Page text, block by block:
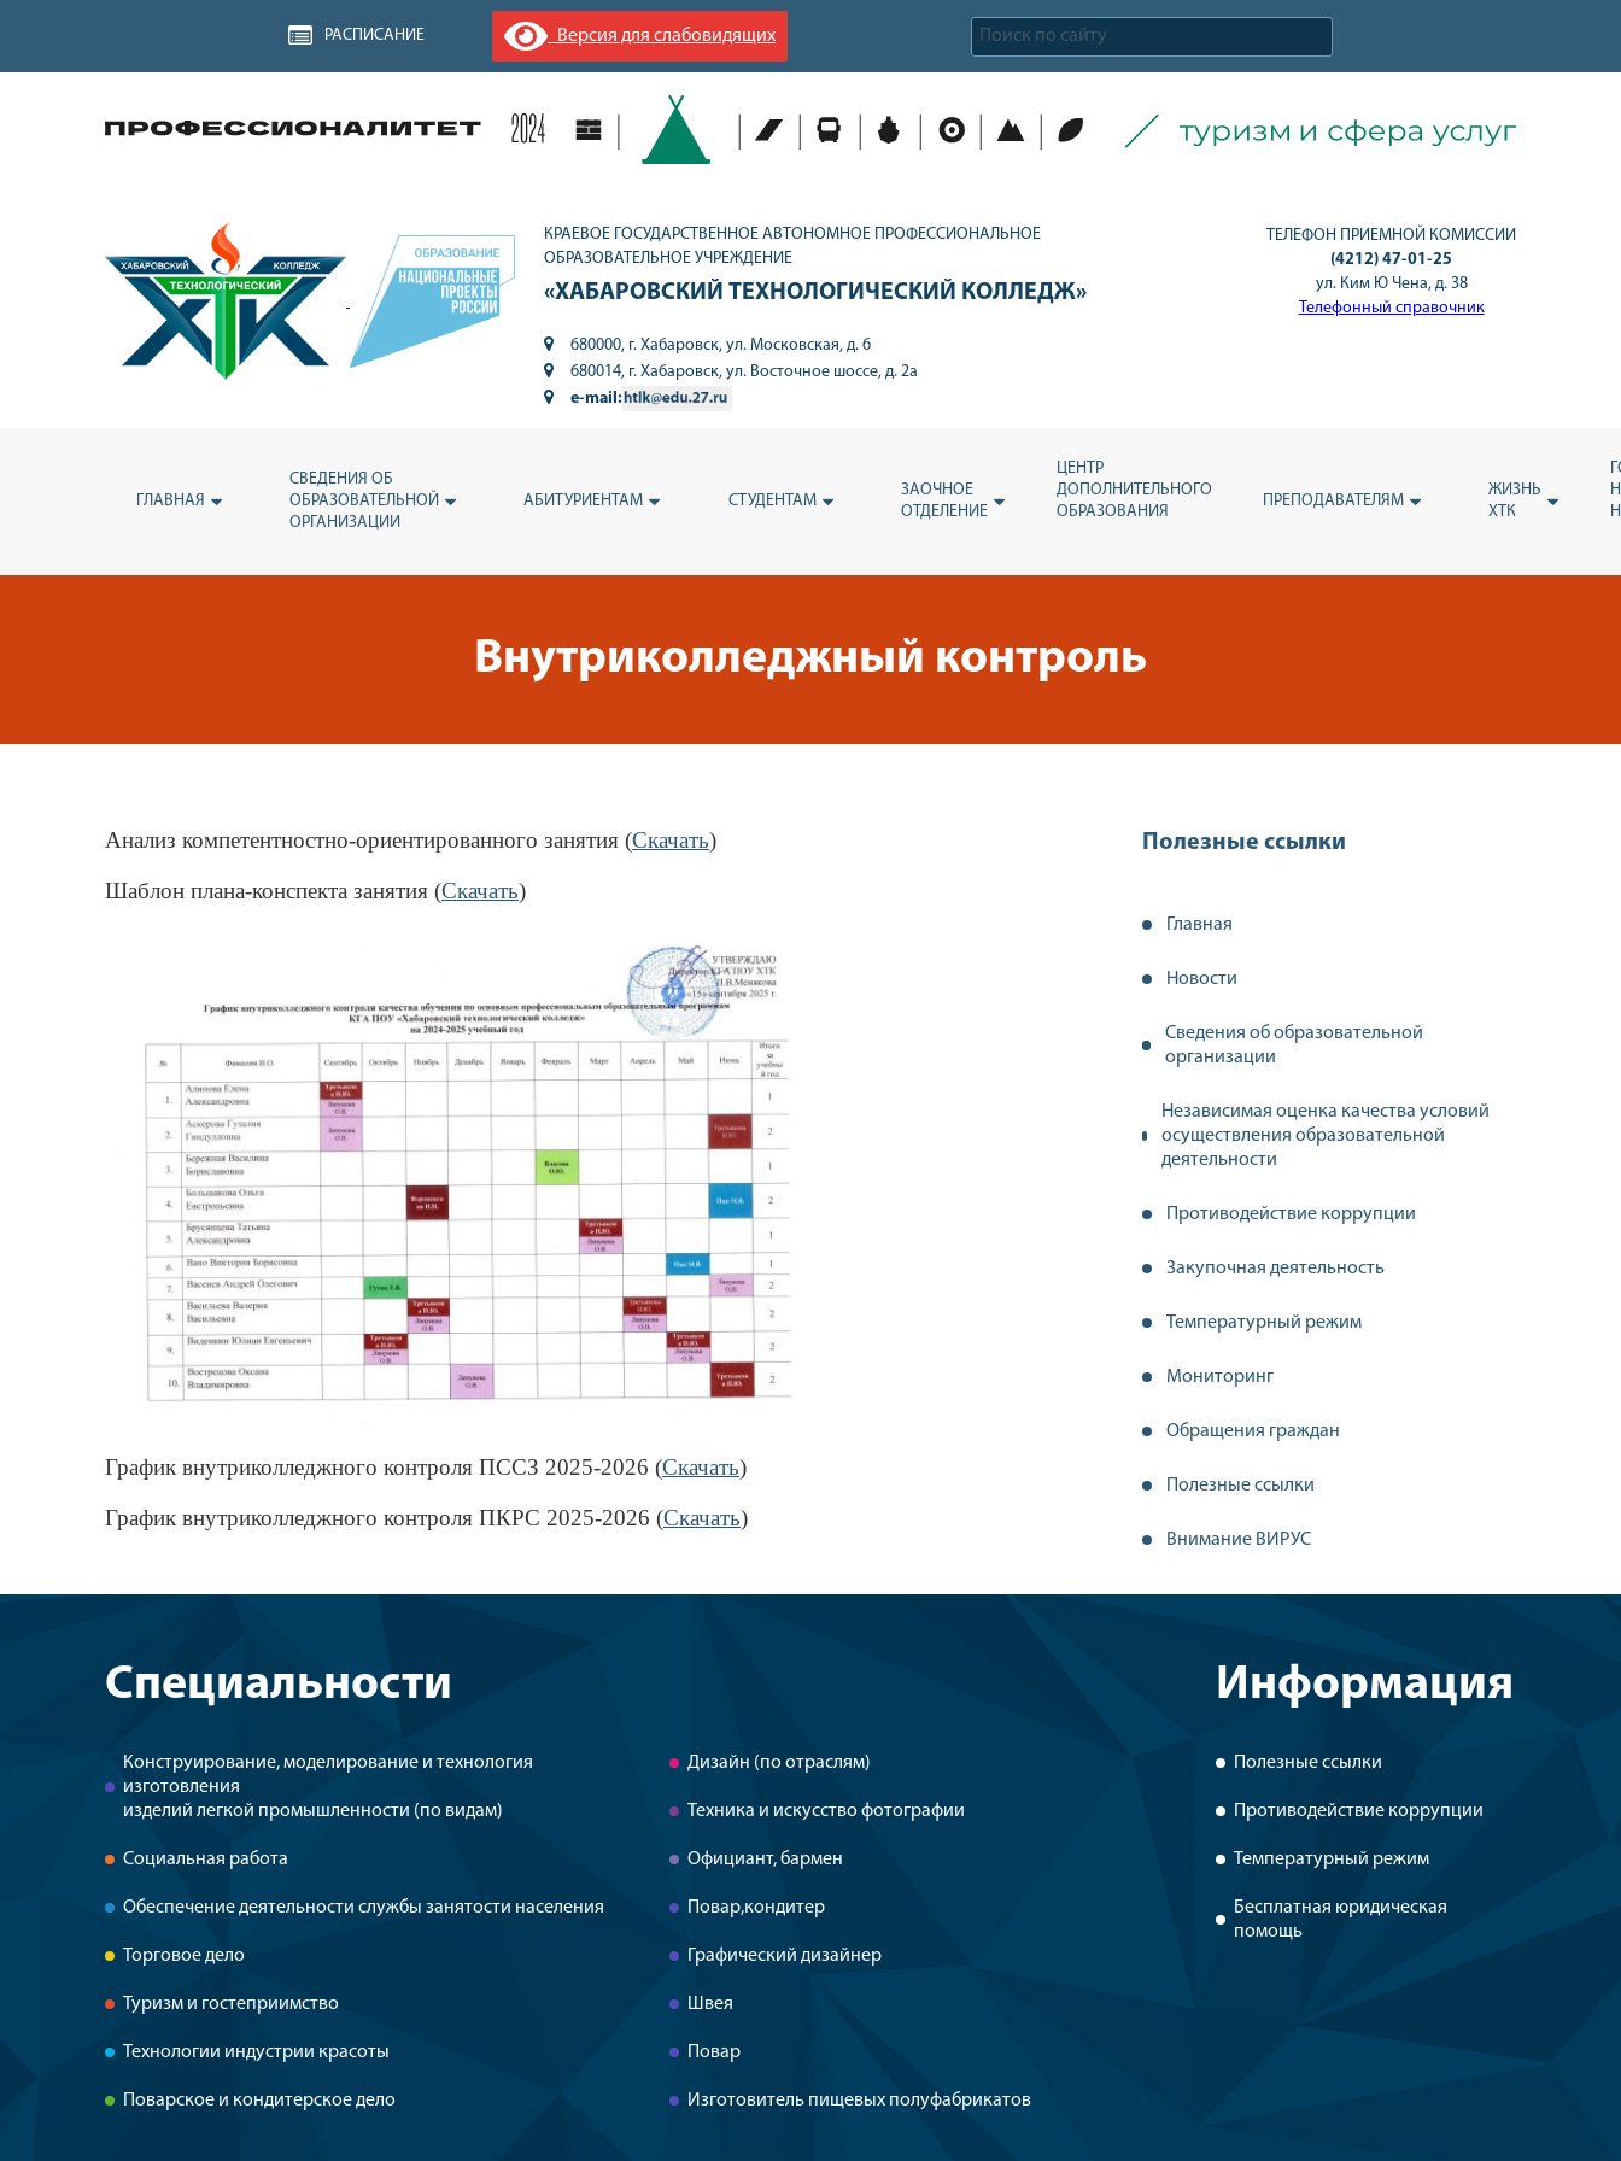
РАСПИСАНИЕ Версия для слабовидящих
КРАЕВОЕ ГОСУДАРСТВЕННОЕ АВТОНОМНОЕ ПРОФЕССИОНАЛЬНОЕ
ОБРАЗОВАТЕЛЬНОЕ УЧРЕЖДЕНИЕ
«ХАБАРОВСКИЙ ТЕХНОЛОГИЧЕСКИЙ КОЛЛЕДЖ»
680000, г. Хабаровск, ул. Московская, д. 6
680014, г. Хабаровск, ул. Восточное шоссе, д. 2а
e-mail:
ТЕЛЕФОН ПРИЕМНОЙ КОМИССИИ
(4212) 47-01-25
ул. Ким Ю Чена, д. 38
Телефонный справочник
ГЛАВНАЯ
СВЕДЕНИЯ ОБ
ОБРАЗОВАТЕЛЬНОЙ
ОРГАНИЗАЦИИ
АБИТУРИЕНТАМ СТУДЕНТАМ
ЗАОЧНОЕ
ОТДЕЛЕНИЕ
ЦЕНТР
ДОПОЛНИТЕЛЬНОГО
ОБРАЗОВАНИЯ
ПРЕПОДАВАТЕЛЯМ
ЖИЗНЬ
ХТК
Внутриколледжный контроль
Анализ компетентностно-ориентированного занятия (Скачать)
Шаблон плана-конспекта занятия (Скачать)
График внутриколледжного контроля ПССЗ 2025-2026 (Скачать)
График внутриколледжного контроля ПКРС 2025-2026 (Скачать)
Полезные ссылки
Главная
Новости
Сведения об образовательной
организации
Независимая оценка качества условий
осуществления образовательной
деятельности
Противодействие коррупции
Закупочная деятельность
Температурный режим
Мониторинг
Обращения граждан
Полезные ссылки
Внимание ВИРУС
Специальности
Конструирование, моделирование и технология
изготовления
изделий легкой промышленности (по видам)
Социальная работа
Обеспечение деятельности службы занятости населения
Торговое дело
Туризм и гостеприимство
Технологии индустрии красоты
Поварское и кондитерское дело
Дизайн (по отраслям)
Техника и искусство фотографии
Официант, бармен
Повар,кондитер
Графический дизайнер
Швея
Повар
Изготовитель пищевых полуфабрикатов
Информация
Полезные ссылки
Противодействие коррупции
Температурный режим
Бесплатная юридическая
помощь